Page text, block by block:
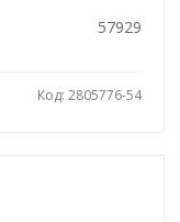
57929
Код: 2805776-54